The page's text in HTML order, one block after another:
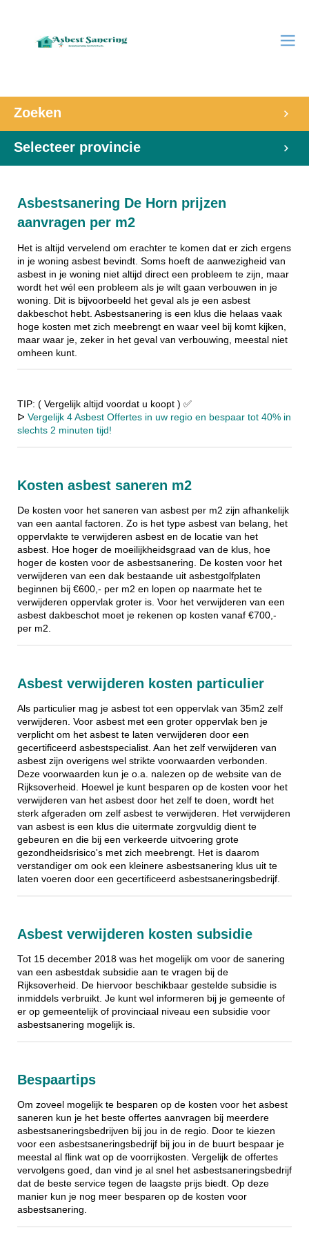
Zoeken
Selecteer provincie
Asbestsanering De Horn prijzen
aanvragen per m2
Het is altijd vervelend om erachter te komen dat er zich ergens
in je woning asbest bevindt. Soms hoeft de aanwezigheid van
asbest in je woning niet altijd direct een probleem te zijn, maar
wordt het wél een probleem als je wilt gaan verbouwen in je
woning. Dit is bijvoorbeeld het geval als je een asbest
dakbeschot hebt. Asbestsanering is een klus die helaas vaak
hoge kosten met zich meebrengt en waar veel bij komt kijken,
maar waar je, zeker in het geval van verbouwing, meestal niet
omheen kunt.
TIP: ( Vergelijk altijd voordat u koopt ) ✅
ᐅ Vergelijk 4 Asbest Offertes in uw regio en bespaar tot 40% in
slechts 2 minuten tijd!
Kosten asbest saneren m2
De kosten voor het saneren van asbest per m2 zijn afhankelijk
van een aantal factoren. Zo is het type asbest van belang, het
oppervlakte te verwijderen asbest en de locatie van het
asbest. Hoe hoger de moeilijkheidsgraad van de klus, hoe
hoger de kosten voor de asbestsanering. De kosten voor het
verwijderen van een dak bestaande uit asbestgolfplaten
beginnen bij €600,- per m2 en lopen op naarmate het te
verwijderen oppervlak groter is. Voor het verwijderen van een
asbest dakbeschot moet je rekenen op kosten vanaf €700,-
per m2.
Asbest verwijderen kosten particulier
Als particulier mag je asbest tot een oppervlak van 35m2 zelf
verwijderen. Voor asbest met een groter oppervlak ben je
verplicht om het asbest te laten verwijderen door een
gecertificeerd asbestspecialist. Aan het zelf verwijderen van
asbest zijn overigens wel strikte voorwaarden verbonden.
Deze voorwaarden kun je o.a. nalezen op de website van de
Rijksoverheid. Hoewel je kunt besparen op de kosten voor het
verwijderen van het asbest door het zelf te doen, wordt het
sterk afgeraden om zelf asbest te verwijderen. Het verwijderen
van asbest is een klus die uitermate zorgvuldig dient te
gebeuren en die bij een verkeerde uitvoering grote
gezondheidsrisico's met zich meebrengt. Het is daarom
verstandiger om ook een kleinere asbestsanering klus uit te
laten voeren door een gecertificeerd asbestsaneringsbedrijf.
Asbest verwijderen kosten subsidie
Tot 15 december 2018 was het mogelijk om voor de sanering
van een asbestdak subsidie aan te vragen bij de
Rijksoverheid. De hiervoor beschikbaar gestelde subsidie is
inmiddels verbruikt. Je kunt wel informeren bij je gemeente of
er op gemeentelijk of provinciaal niveau een subsidie voor
asbestsanering mogelijk is.
Bespaartips
Om zoveel mogelijk te besparen op de kosten voor het asbest
saneren kun je het beste offertes aanvragen bij meerdere
asbestsaneringsbedrijven bij jou in de regio. Door te kiezen
voor een asbestsaneringsbedrijf bij jou in de buurt bespaar je
meestal al flink wat op de voorrijkosten. Vergelijk de offertes
vervolgens goed, dan vind je al snel het asbestsaneringsbedrijf
dat de beste service tegen de laagste prijs biedt. Op deze
manier kun je nog meer besparen op de kosten voor
asbestsanering.